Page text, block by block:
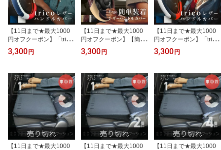
【11日まで★最大1000
円オフクーポン】「trico
レザー ハンドル カバ
ー」 軽自動車 ミニバン
ル ムーブキャンパス N-B
OXブランド 装着 1分 高
級 メーカー 直販 高見え
タント スペーシア ハス
ラー ハスラー ジムニー
ワゴンR
3,300円
【11日まで★最大1000
円オフクーポン】【簡単
装着】「エルゴレザー ハ
ンドルカバー」ブラウン
バン ムーブキャンパス N
-BOX ブランド 装着 1分
高級 メーカー 直販 高見
え タント スペーシア ハ
スラー ジムニー ワゴンR
3,300円
【11日まで★最大1000
円オフクーポン】「trico
レザー ハンドル カバ
ー」 軽自動車 ミニバン
ル ムーブキャンパス N-B
OXブランド 装着 1分 高
級 メーカー 直販 高見え
タント スペーシア ハス
ラー ハスラー ジムニー
ワゴンR
3,300円
【11日まで★最大1000
【11日まで★最大1000
【11日まで★最大1000